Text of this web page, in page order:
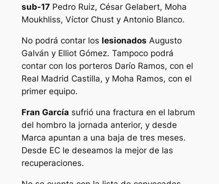
sub-17Pedro Ruiz, César Gelabert, Moha
Moukhliss, Víctor Chust y Antonio Blanco.
No podrá contar los lesionados Augusto
Galván y Elliot Gómez. Tampoco podrá
contar con los porteros Darío Ramos, con el
Real Madrid Castilla, y Moha Ramos, con el
primer equipo.
Fran García sufrió una fractura en el labrum
del hombro la jornada anterior, y desde
Marca apuntan a una baja de tres meses.
Desde EC le deseamos la mejor de las
recuperaciones.